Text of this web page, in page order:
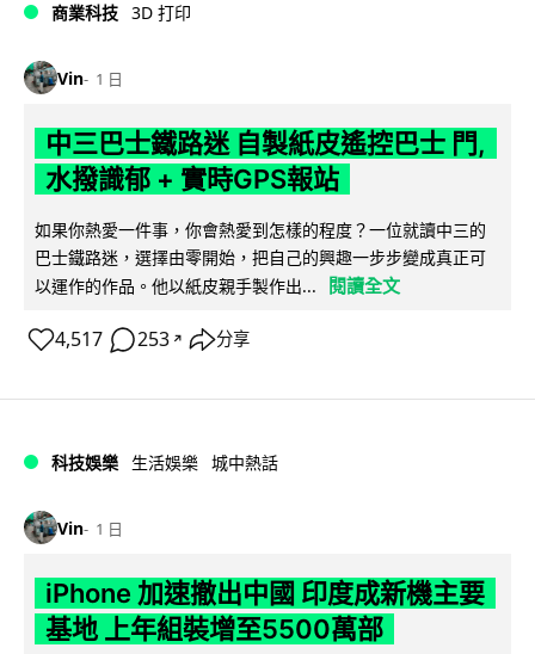
商業科技 3D 打印
Vin 1 日
中三巴士鐵路迷 自製紙皮遙控巴士 門,
水撥識郁 + 實時GPS報站
如果你熱愛一件事，你會熱愛到怎樣的程度？一位就讀中三的
巴士鐵路迷，選擇由零開始，把自己的興趣一步步變成真正可
以運作的作品。他以紙皮親手製作出...
閱讀全文
4,517 253 ↗ 分享
科技娛樂 生活娛樂 城中熱話
Vin 1 日
iPhone 加速撤出中國 印度成新機主要
基地 上年組裝增至5500萬部